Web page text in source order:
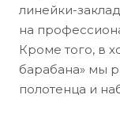
линейки-
на
Кроме того, в
барабана» мы
полотенца и